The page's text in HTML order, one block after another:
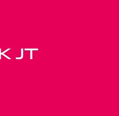
JT